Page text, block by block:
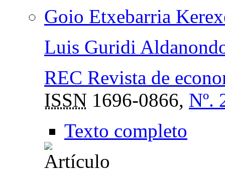
Goio Etxebarria
Luis Guridi
REC Revista de
ISSN 1696-0866, Nº.
Texto completo